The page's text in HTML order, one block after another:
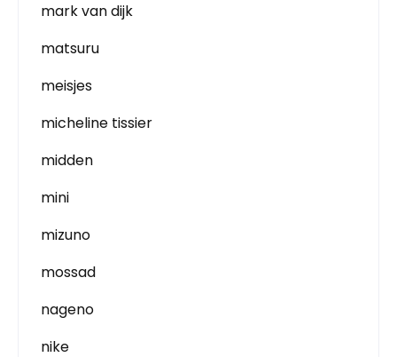
mark van dijk
matsuru
meisjes
micheline tissier
midden
mini
mizuno
mossad
nageno
nike